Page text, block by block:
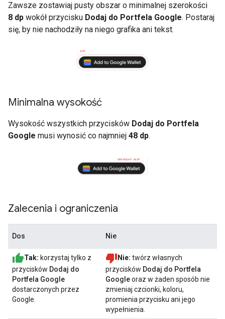
Zawsze zostawiaj pusty obszar o minimalnej szerokości
8 dp wokół przycisku Dodaj do Portfela Google. Postaraj
się, by nie nachodziły na niego grafika ani tekst.
Minimalna wysokość
Wysokość wszystkich przycisków Dodaj do Portfela
Google musi wynosić co najmniej 48 dp.
Zalecenia i ograniczenia
Dos Nie
Tak: korzystaj tylko z
przycisków Dodaj do
Portfela Google
dostarczonych przez
Google.
Nie: twórz własnych
przycisków Dodaj do Portfela
Googleoraz w żaden sposób nie
zmieniaj czcionki, koloru,
promienia przycisku ani jego
wypełnienia.